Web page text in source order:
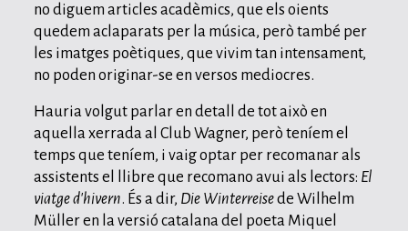
no diguem articles acadèmics, que els oients
quedem aclaparats per la música, però també per
les imatges poètiques, que vivim tan intensament,
no poden originar-se en versos mediocres.
Hauria volgut parlar en detall de tot això en
aquella xerrada al Club Wagner, però teníem el
temps que teníem, i vaig optar per recomanar als
assistents el llibre que recomano avui als lectors: El
viatge d'hivern. És a dir, Die Winterreisede Wilhelm
Müller en la versió catalana del poeta Miquel